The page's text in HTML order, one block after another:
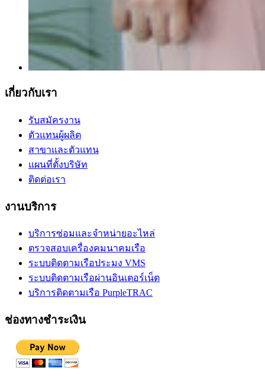
เกี่ยวกับเรา
รับสมัครงาน
ตัวแทนผู้ผลิต
สาขาและตัวแทน
แผนที่ตั้งบริษัท
ติดต่อเรา
งานบริการ
บริการซ่อมและจำหน่ายอะไหล่
ตรวจสอบเครื่องคมนาคมเรือ
ระบบติดตามเรือประมง VMS
ระบบติดตามเรือผ่านอินเตอร์เน็ต
บริการติดตามเรือ PurpleTRAC
ช่องทางชำระเงิน